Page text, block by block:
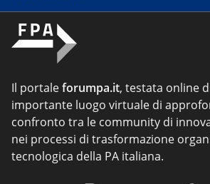
Il portaleforumpa.it, testata online
importante luogo virtuale di
confronto tra le community di
nei processi di trasformazione
tecnologica della PA italiana.